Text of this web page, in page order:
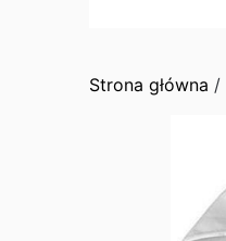
Strona główna /